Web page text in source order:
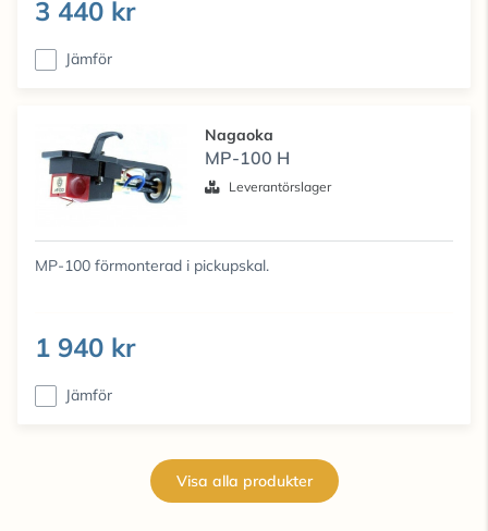
3 440 kr
Jämför
Nagaoka
MP-100 H
Leverantörslager
MP-100 förmonterad i pickupskal.
1 940 kr
Jämför
Visa alla produkter